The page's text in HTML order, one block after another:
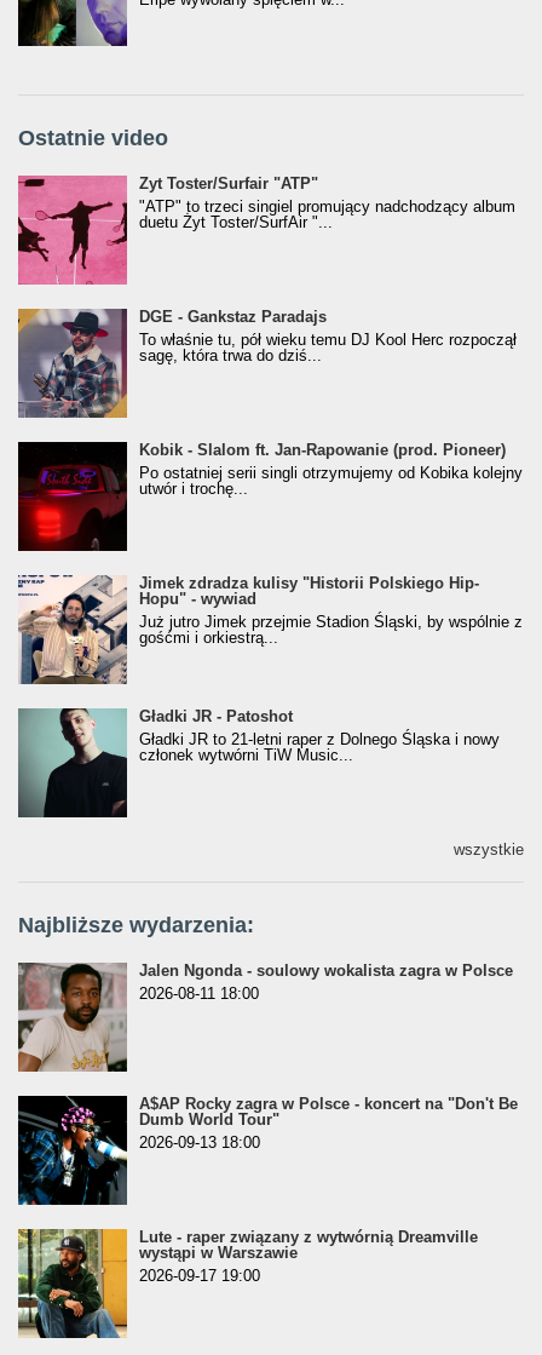
Ostatnie video
Żyt Toster/SurfAir - ATP VIDEO
Żyt Toster/Surfair "ATP"
"ATP" to trzeci singiel promujący nadchodzący album
duetu Żyt Toster/SurfAir "...
donGURALesko z nagrodą za
Klasyczny/Trueschoolowy Album Roku
(Popkillery 2023)
DGE - Gankstaz Paradajs
To właśnie tu, pół wieku temu DJ Kool Herc rozpoczął
sagę, która trwa do dziś...
Kobik - Slalom ft. Jan-Rapowanie (prod. Pioneer)
[Official Music Visualiser]
Kobik - Slalom ft. Jan-Rapowanie (prod. Pioneer)
Po ostatniej serii singli otrzymujemy od Kobika kolejny
utwór i trochę...
Jimek zdradza kulisy "Historii Polskiego Hip-
Hopu" - wywiad
Jimek zdradza kulisy "Historii Polskiego Hip-
Hopu" - wywiad
Już jutro Jimek przejmie Stadion Śląski, by wspólnie z
gośćmi i orkiestrą...
Gładki JR - Patoshot
Gładki JR - Patoshot
Gładki JR to 21-letni raper z Dolnego Śląska i nowy
członek wytwórni TiW Music...
wszystkie
Najbliższe wydarzenia:
Jalen Ngonda - soulowy wokalista zagra w Polsce
2026-08-11 18:00
A$AP Rocky zagra w Polsce - koncert na "Don't Be
Dumb World Tour"
2026-09-13 18:00
Lute - raper związany z wytwórnią Dreamville
wystąpi w Warszawie
2026-09-17 19:00